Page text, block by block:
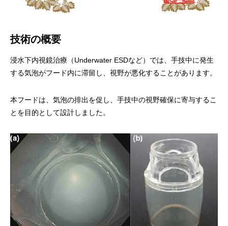
技術の概要
浸水下内視鏡治療（Underwater ESDなど）では、手技中に発生
する気泡がフード内に滞留し、視野が悪化することがあります。
本フードは、気泡の排出を促し、手技中の視野確保に寄与するこ
とを目的として設計しました。